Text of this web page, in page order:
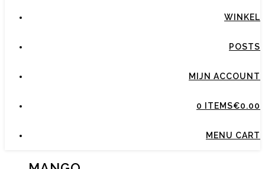
WINKEL
POSTS
MIJN ACCOUNT
0 ITEMS€0.00
MENU CART